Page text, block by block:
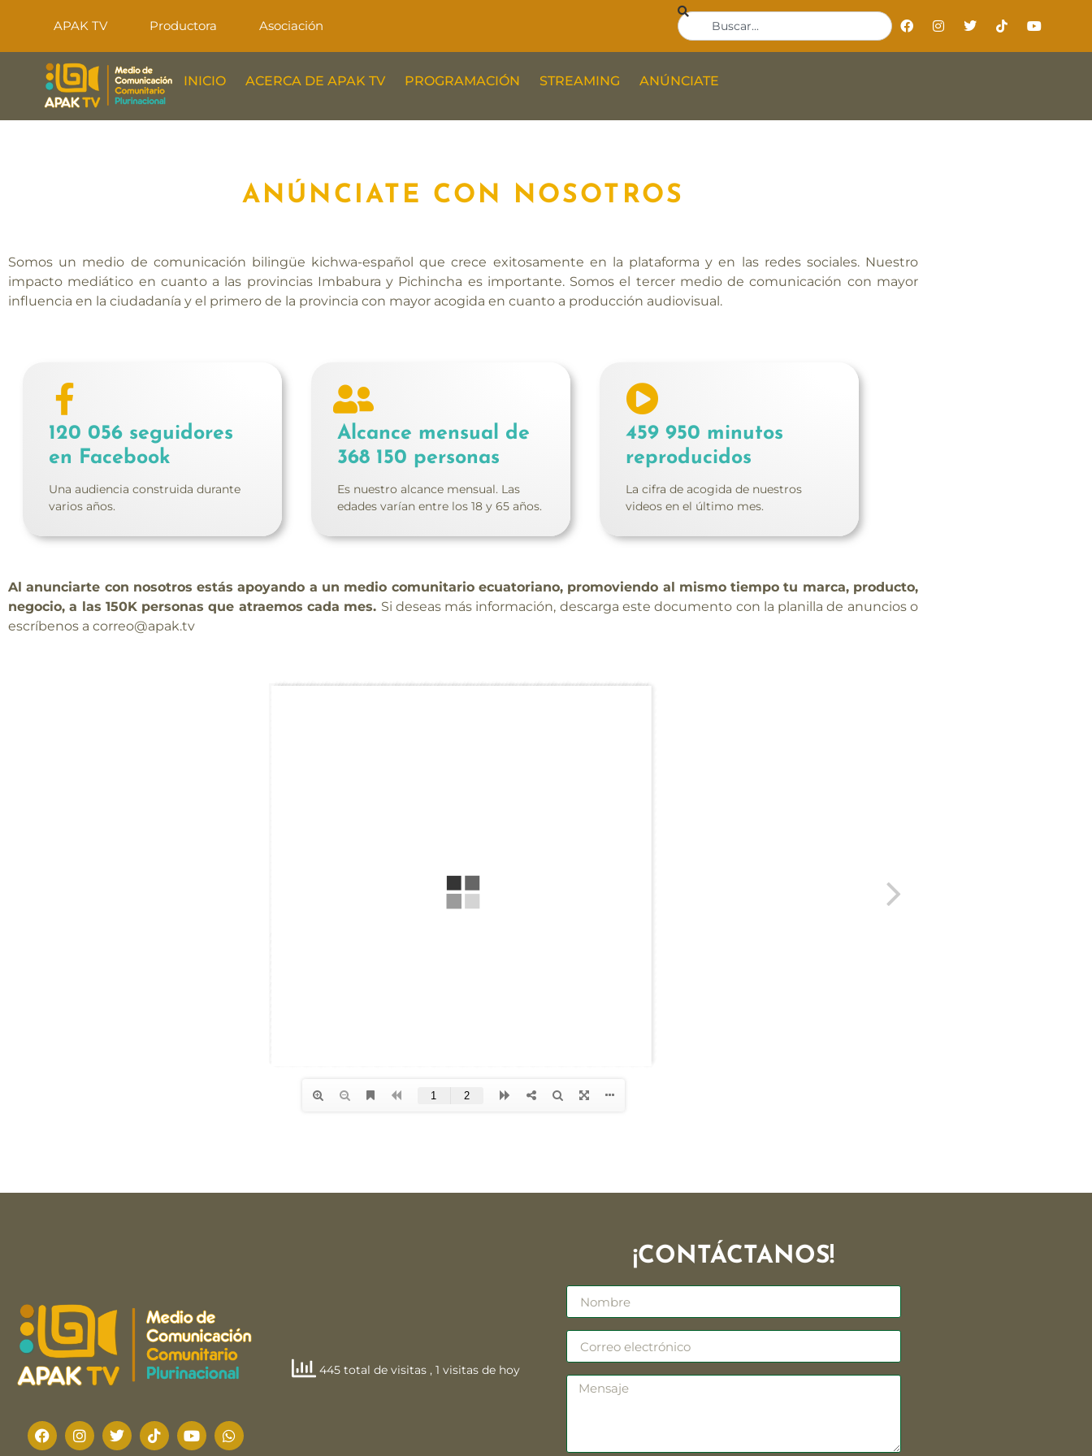
APAK TV Productora Asociación
INICIO ACERCA DE APAK TV PROGRAMACIÓN STREAMING ANÚNCIATE
ANÚNCIATE CON NOSOTROS
Somos un medio de comunicación bilingüe kichwa-español que crece exitosamente en la plataforma y en las redes sociales. Nuestro
impacto mediático en cuanto a las provincias Imbabura y Pichincha es importante. Somos el tercer medio de comunicación con mayor
influencia en la ciudadanía y el primero de la provincia con mayor acogida en cuanto a producción audiovisual.
120 056 seguidores
en Facebook
Una audiencia construida durante
varios años.
Alcance mensual de
368 150 personas
Es nuestro alcance mensual. Las
edades varían entre los 18 y 65 años.
459 950 minutos
reproducidos
La cifra de acogida de nuestros
videos en el último mes.
Al anunciarte con nosotros estás apoyando a un medio comunitario ecuatoriano, promoviendo al mismo tiempo tu marca, producto,
negocio, a las 150K personas que atraemos cada mes. Si deseas más información, descarga este documento con la planilla de anuncios o
escríbenos a correo@apak.tv
445 total de visitas , 1 visitas de hoy
¡CONTÁCTANOS!